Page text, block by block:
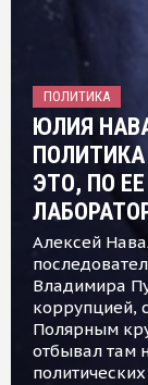
ПОЛИТИКА
ЮЛИЯ
ЭТО, ПО
Алексей
Владимира
коррупцией,
Полярным
отбывал там